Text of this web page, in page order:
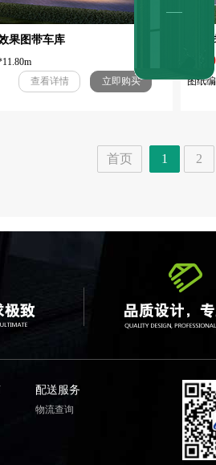
果图带车库
查看详情 立即购买
新
￥
图纸编
首页 1 2
配送服务
物流查询